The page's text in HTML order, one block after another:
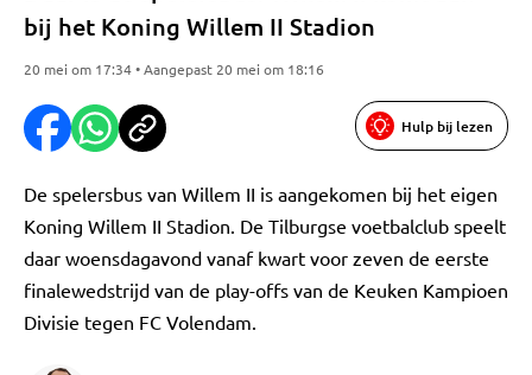
bij het Koning Willem II Stadion
20 mei om 17:34 • Aangepast 20 mei om 18:16
Hulp bij lezen
De spelersbus van Willem II is aangekomen bij het eigen
Koning Willem II Stadion. De Tilburgse voetbalclub speelt
daar woensdagavond vanaf kwart voor zeven de eerste
finalewedstrijd van de play-offs van de Keuken Kampioen
Divisie tegen FC Volendam.